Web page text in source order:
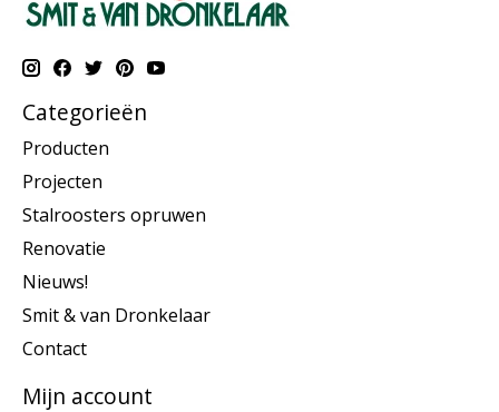
Categorieën
Producten
Projecten
Stalroosters opruwen
Renovatie
Nieuws!
Smit & van Dronkelaar
Contact
Mijn account